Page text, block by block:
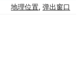
visitors to the
地理位置, 弹出窗口